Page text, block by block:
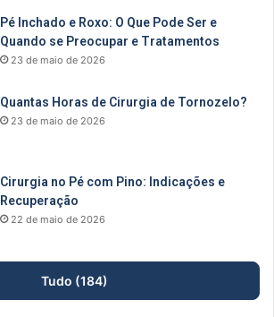
Pé Inchado e Roxo: O Que Pode Ser e
Quando se Preocupar e Tratamentos
23 de maio de 2026
Quantas Horas de Cirurgia de Tornozelo?
23 de maio de 2026
Cirurgia no Pé com Pino: Indicações e
Recuperação
22 de maio de 2026
Tudo (184)